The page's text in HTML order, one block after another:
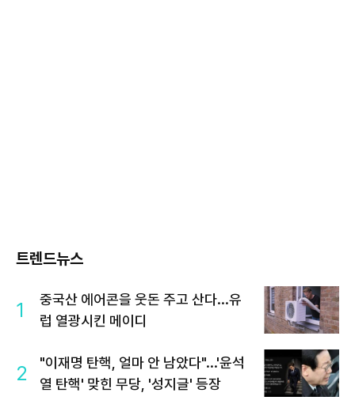
트렌드뉴스
1
중국산 에어콘을 웃돈 주고 산다...유
럽 열광시킨 메이디
2
"이재명 탄핵, 얼마 안 남았다"...'윤석
열 탄핵' 맞힌 무당, '성지글' 등장